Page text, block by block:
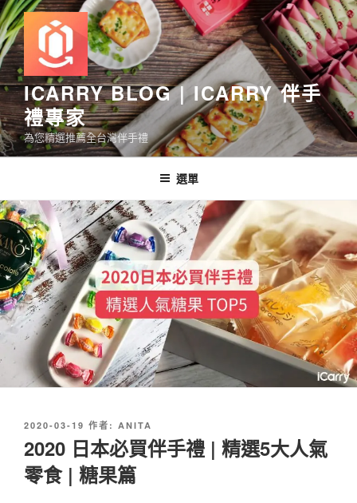
跳
至
主
要
內
容
ICARRY BLOG | ICARRY 伴手
禮專家
為您精選推薦全台灣伴手禮
選單
發
於
2020-03-19 作者: ANITA
2020 日本必買伴手禮 | 精選5大人氣
零食 | 糖果篇